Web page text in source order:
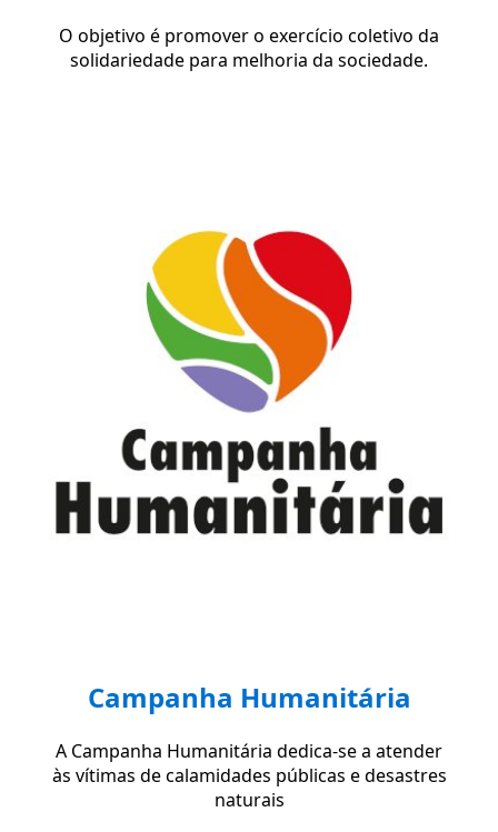
O objetivo é promover o exercício coletivo da
solidariedade para melhoria da sociedade.
Campanha Humanitária
A Campanha Humanitária dedica-se a atender
às vítimas de calamidades públicas e desastres
naturais